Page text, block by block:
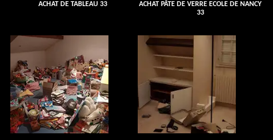
ACHAT DE TABLEAU 33
ACHAT PÂTE DE VERRE ECOLE DE NANCY
33